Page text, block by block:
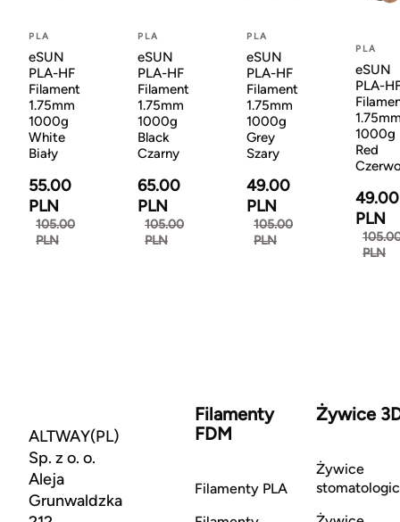
PLA
eSUN
PLA-HF
Filament
1.75mm
1000g
White
Biały
55.00
PLN
105.00
PLN
PLA
eSUN
PLA-HF
Filament
1.75mm
1000g
Black
Czarny
65.00
PLN
105.00
PLN
PLA
eSUN
PLA-HF
Filament
1.75mm
1000g
Grey
Szary
49.00
PLN
105.00
PLN
PLA
eSUN
PLA-
1000g
Red
49.00
PLN
PLN
ALTWAY(PL)
Sp. z o. o.
Aleja
Grunwaldzka
Filamenty
FDM
Filamenty PLA
Żywice
Żywice